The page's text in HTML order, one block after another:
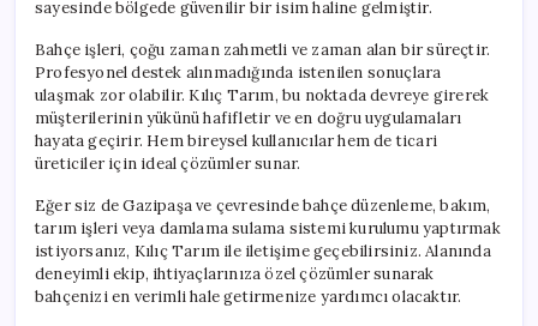
sayesinde bölgede güvenilir bir isim haline gelmiştir.
Bahçe işleri, çoğu zaman zahmetli ve zaman alan bir süreçtir.
Profesyonel destek alınmadığında istenilen sonuçlara
ulaşmak zor olabilir. Kılıç Tarım, bu noktada devreye girerek
müşterilerinin yükünü hafifletir ve en doğru uygulamaları
hayata geçirir. Hem bireysel kullanıcılar hem de ticari
üreticiler için ideal çözümler sunar.
Eğer siz de Gazipaşa ve çevresinde bahçe düzenleme, bakım,
tarım işleri veya damlama sulama sistemi kurulumu yaptırmak
istiyorsanız, Kılıç Tarım ile iletişime geçebilirsiniz. Alanında
deneyimli ekip, ihtiyaçlarınıza özel çözümler sunarak
bahçenizi en verimli hale getirmenize yardımcı olacaktır.